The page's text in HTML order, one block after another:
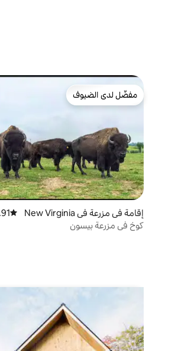
مفضّل لدى الضيوف
مفضّل لدى الضيوف
إقامة في مزرعة في New Virginia متوسط(70)
كوخ في مزرعة بيسون